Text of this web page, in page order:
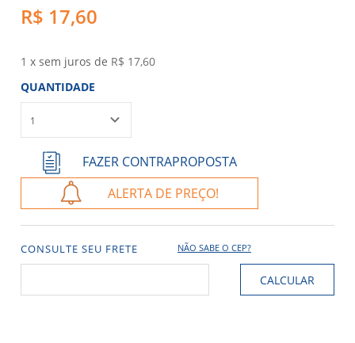
R$ 17,60
1 x sem juros de R$ 17,60
QUANTIDADE
ALERTA DE PREÇO!
CONSULTE SEU FRETE NÃO SABE O CEP?